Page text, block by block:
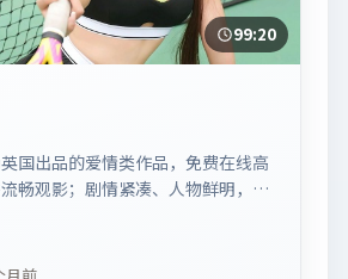
99:20
英国出品的爱情类作品，免费在线高
畅观影；剧情紧凑、人物鲜明，适
。